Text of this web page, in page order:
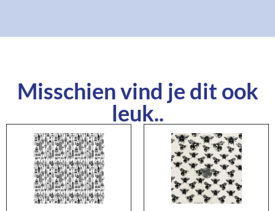
Misschien vind je dit ook
leuk..